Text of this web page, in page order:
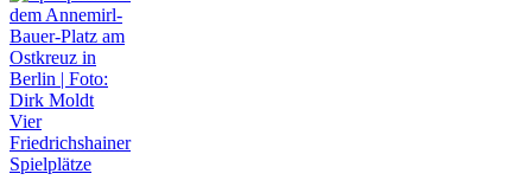
Vier
Friedrichshainer
Spielplätze